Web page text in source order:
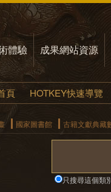
體驗 成果網站資源
頁 HOTKEY快速導覽
國家圖書館 古籍文獻典藏
只搜尋這個類